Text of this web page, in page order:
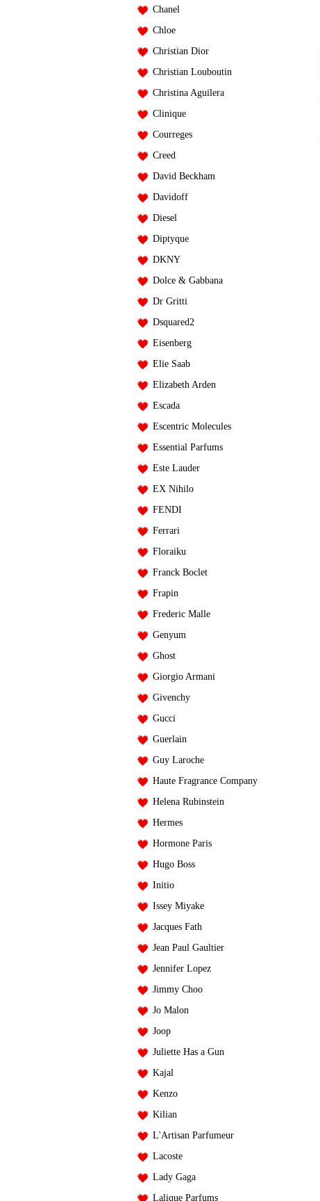
Chanel
Chloe
Christian Dior
Christian Louboutin
Christina Aguilera
Clinique
Courreges
Creed
David Beckham
Davidoff
Diesel
Diptyque
DKNY
Dolce & Gabbana
Dr Gritti
Dsquared2
Eisenberg
Elie Saab
Elizabeth Arden
Escada
Escentric Molecules
Essential Parfums
Este Lauder
EX Nihilo
FENDI
Ferrari
Floraiku
Franck Boclet
Frapin
Frederic Malle
Genyum
Ghost
Giorgio Armani
Givenchy
Gucci
Guerlain
Guy Laroche
Haute Fragrance Company
Helena Rubinstein
Hermes
Hormone Paris
Hugo Boss
Initio
Issey Miyake
Jacques Fath
Jean Paul Gaultier
Jennifer Lopez
Jimmy Choo
Jo Malon
Joop
Juliette Has a Gun
Kajal
Kenzo
Kilian
L'Artisan Parfumeur
Lacoste
Lady Gaga
Lalique Parfums